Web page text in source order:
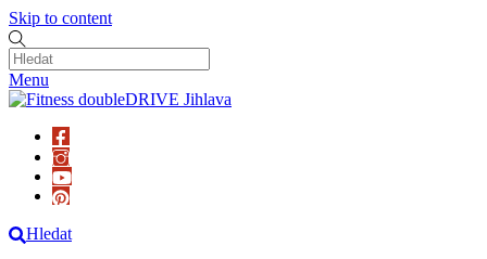
Skip to content
Menu
Hledat